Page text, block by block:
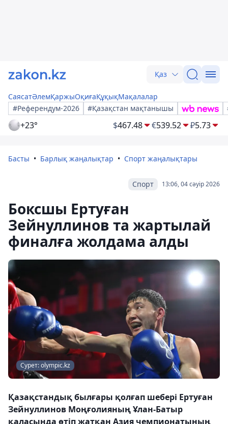
Қаз
СаясатӘлемҚаржыОқиғаҚұқықМақалалар
#Референдум-2026
#Қазақстан мақтанышы
+23° $467.48 €539.52 ₽5.73
Басты Барлық жаңалықтар Спорт жаңалықтары
13:06, 04 сәуір 2026
Спорт
Боксшы Ертуған
Зейнуллинов та жартылай
финалға жолдама алды
Сурет: olympic.kz
Қазақстандық былғары қолғап шебері Ертуған
Зейнуллинов Моңғолияның Ұлан-Батыр
қаласында өтіп жатқан Азия чемпионатының